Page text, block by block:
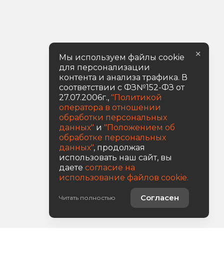
Мы используем файлы cookie
для персонализации
контента и анализа трафика. В
соответствии с ФЗ№152-ФЗ от
27.07.2006г., "Политикой
оператора в отношении
обработки персональных
данных" и "Положением об
обработке персональных
данных", продолжая
использовать наш сайт, вы
даете согласие на
использование файлов cookie.
Читать полностью Согласен
×